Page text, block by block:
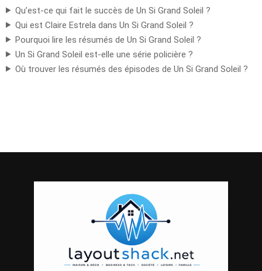
Qu’est-ce qui fait le succès de Un Si Grand Soleil ?
Qui est Claire Estrela dans Un Si Grand Soleil ?
Pourquoi lire les résumés de Un Si Grand Soleil ?
Un Si Grand Soleil est-elle une série policière ?
Où trouver les résumés des épisodes de Un Si Grand Soleil ?